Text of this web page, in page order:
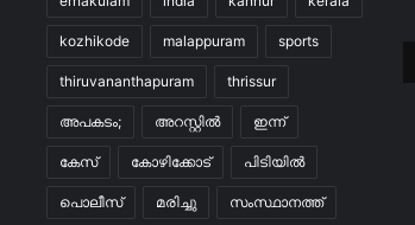
kozhikode malappuram sports
thiruvananthapuram thrissur
അപകടം; അറസ്റ്റിൽ ഇന്ന്
കേസ് കോഴിക്കോട് പിടിയിൽ
പൊലീസ് മരിച്ചു സംസ്ഥാനത്ത്